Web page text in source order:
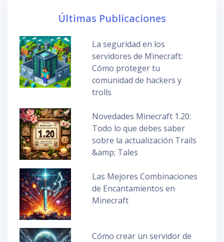
Últimas Publicaciones
La seguridad en los
servidores de Minecraft:
Cómo proteger tu
comunidad de hackers y
trolls
Novedades Minecraft 1.20:
Todo lo que debes saber
sobre la actualización Trails
&amp; Tales
Las Mejores Combinaciones
de Encantamientos en
Minecraft
Cómo crear un servidor de